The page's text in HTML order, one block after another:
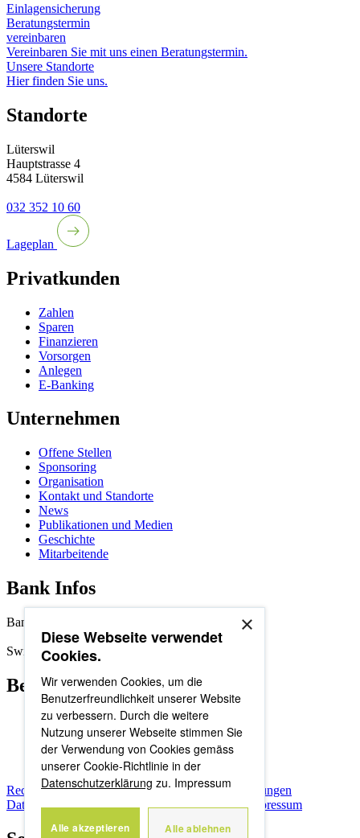
Einlagensicherung
Beratungstermin
vereinbaren
Vereinbaren Sie mit uns einen Beratungstermin.
Unsere Standorte
Hier finden Sie uns.
Standorte
Lüterswil
Hauptstrasse 4
4584 Lüterswil
032 352 10 60
Lageplan
Privatkunden
Zahlen
Sparen
Finanzieren
Vorsorgen
Anlegen
E-Banking
Unternehmen
Offene Stellen
Sponsoring
Organisation
Kontakt und Standorte
News
Publikationen und Medien
Geschichte
Mitarbeitende
Bank Infos
Bankenclearing: 8395
Swift/BIC-Adresse: SLBUCH22
Beliebte Seiten
News
Mitarbeitende
Organisation
Standorte
Rechtliche HinweiseAllgemeine Geschäftsbedingungen
DatenschutzerklärungNutzungsbestimmungen Impressum
×
Diese Webseite verwendet
Cookies.
Wir verwenden Cookies, um die
Benutzerfreundlichkeit unserer Website
zu verbessern. Durch die weitere
Nutzung unserer Webseite stimmen Sie
der Verwendung von Cookies gemäss
unserer Cookie-Richtlinie in der
Datenschutzerklärung zu. Impressum
Alle akzeptieren Alle ablehnen